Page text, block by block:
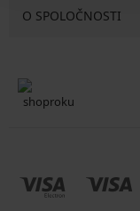
O SPOLOČNOSTI